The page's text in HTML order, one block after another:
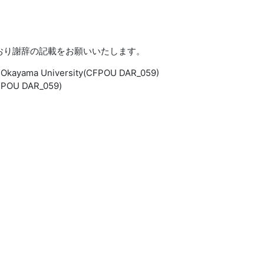
謝辞の記載をお願いいたします。
University(CFPOU DAR_059)
DAR_059)